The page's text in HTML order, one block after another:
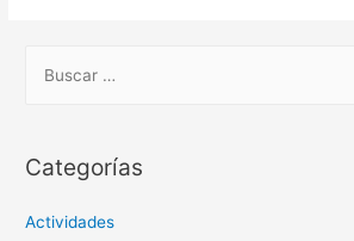
c
r
Categorías
Actividades